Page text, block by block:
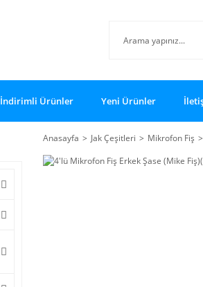
İndirimli Ürünler Yeni Ürünler
Anasayfa Jak Çeşitleri Mikrofon Fiş